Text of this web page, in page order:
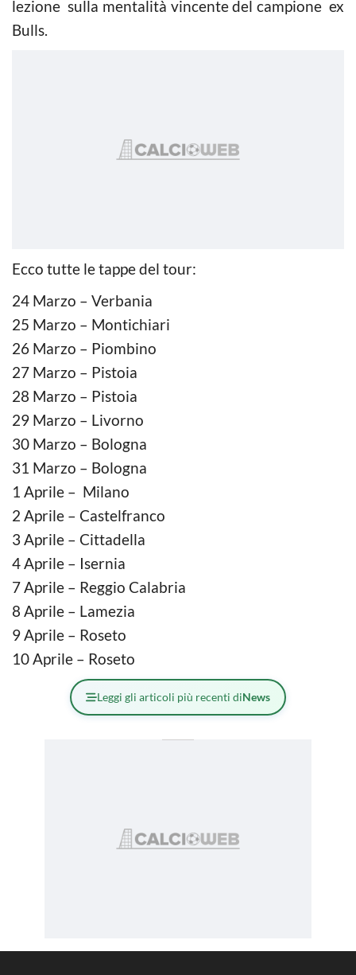
lezione sulla mentalità vincente del campione ex
Bulls.
Ecco tutte le tappe del tour:
24 Marzo – Verbania
25 Marzo – Montichiari
26 Marzo – Piombino
27 Marzo – Pistoia
28 Marzo – Pistoia
29 Marzo – Livorno
30 Marzo – Bologna
31 Marzo – Bologna
1 Aprile – Milano
2 Aprile – Castelfranco
3 Aprile – Cittadella
4 Aprile – Isernia
7 Aprile – Reggio Calabria
8 Aprile – Lamezia
9 Aprile – Roseto
10 Aprile – Roseto
Leggi gli articoli più recenti diNews